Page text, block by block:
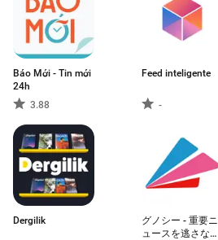
Báo Mới - Tin mới
24h
3.88
Feed inteligente
-
Dergilik
グノシー - 重要ニ
ュースを逃さな